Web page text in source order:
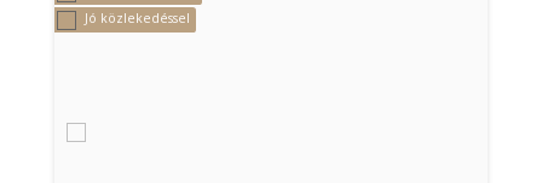
Jó közlekedéssel